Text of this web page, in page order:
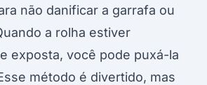
não danificar a garrafa ou
a rolha estiver
exposta, você pode puxá-la
método é divertido, mas